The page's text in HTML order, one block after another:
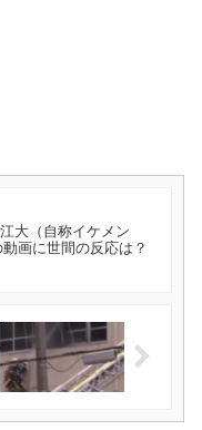
大（自称イケメン
画に世間の反応は？